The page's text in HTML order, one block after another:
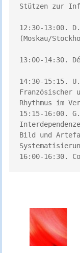
Stützen zur
12:30-13:00.
(Moskau/
13:00-14:30.
14:30-15:15.
Französischer
Rhythmus im
15:15-16:00.
Bild und
16:00-16:30.